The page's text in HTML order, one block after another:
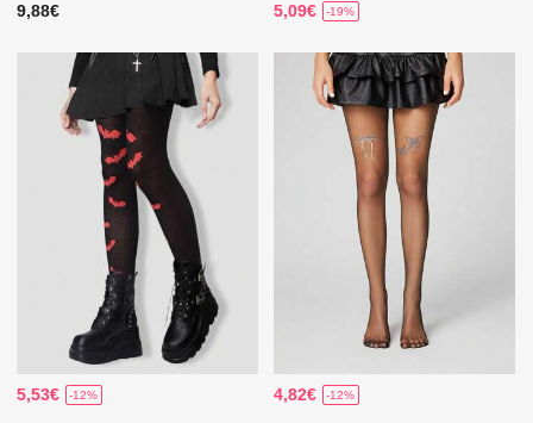
9,88€ 5,09€ -19%
5,53€ -12% 4,82€ -12%